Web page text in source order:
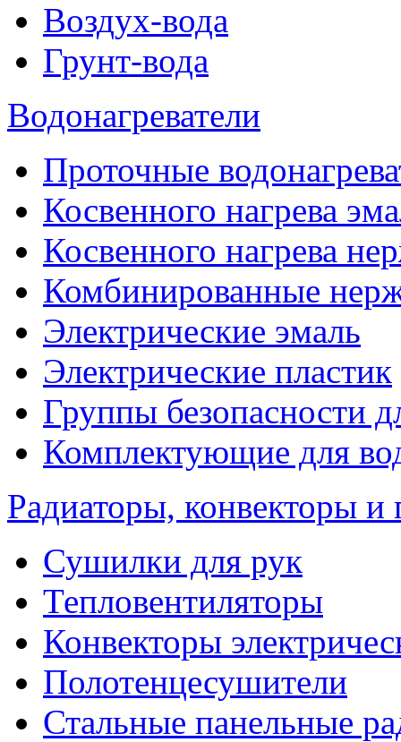
Воздух-вода
Грунт-вода
Водонагреватели
Проточные
Косвенного нагрева
Косвенного нагрева
Комбинированные
Электрические эмаль
Электрические пластик
Группы безопасности
Комплектующие для
Радиаторы, конвекторы и
Сушилки для рук
Тепловентиляторы
Конвекторы
Полотенцесушители
Стальные панельные